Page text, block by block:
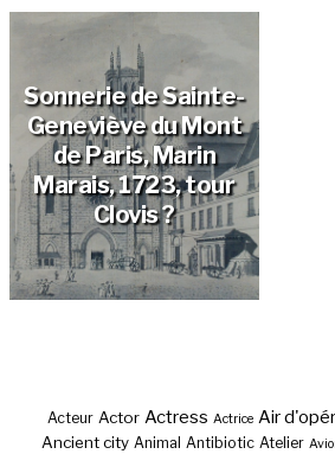
Sonnerie de Sainte-
Geneviève du Mont
de Paris, Marin
Marais, 1723, tour
Clovis ?
Acteur Actor Actress Actrice Air
Ancient city Animal Antibiotic Atelier